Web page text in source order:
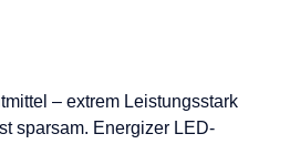
– extrem Leistungsstark
sparsam. Energizer LED-